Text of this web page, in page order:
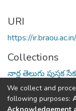
URI
https://
Collections
నార్ల తెలుగు పుస్తక
Full item page
We collect and
following purposes: